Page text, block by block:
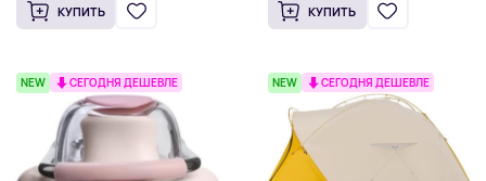
КУПИТЬ КУПИТЬ
NEW СЕГОДНЯ ДЕШЕВЛЕ NEW СЕГОДНЯ ДЕШЕВЛЕ